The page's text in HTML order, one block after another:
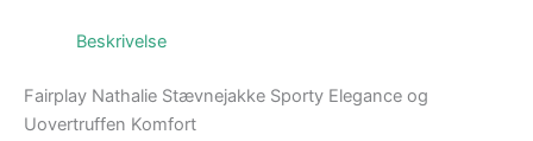
Beskrivelse
Fairplay Nathalie Stævnejakke Sporty Elegance og
Uovertruffen Komfort